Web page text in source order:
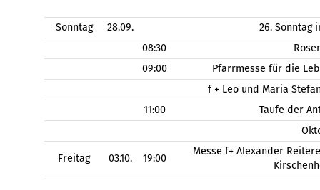
Sonntag 28.09.
26. Sonntag
08:30
09:00
Pfarrmesse für die
f + Leo und Maria
11:00
Taufe der
Freitag 03.10. 19:00
Messe f+ Alexander